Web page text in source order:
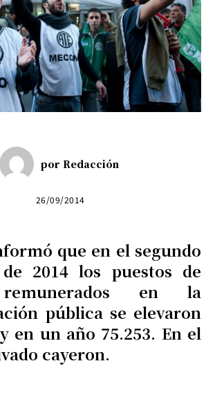
por Redacción
26/09/2014
que en el segundo
2014 los puestos de
en la
pública se elevaron
en un año 75.253. En el
cayeron.